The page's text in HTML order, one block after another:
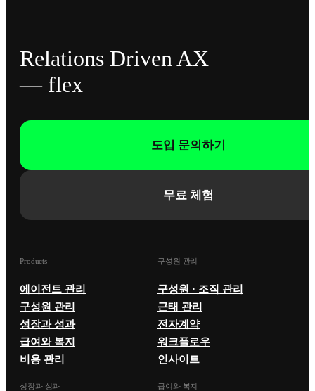
Relations Driven AX
— flex
무료 체험
도입 문의하기
Products
에이전트 관리
구성원 관리
성장과 성과
급여와 복지
비용 관리
구성원 관리
구성원 · 조직 관리
근태 관리
전자계약
워크플로우
인사이트
성장과 성과 급여와 복지